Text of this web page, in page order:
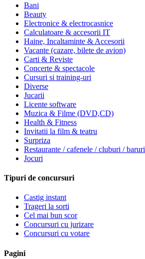
Bani
Beauty
Electronice & electrocasnice
Calculatoare & accesorii IT
Haine, Incaltaminte & Accesorii
Vacante (cazare, bilete de avion)
Carti & Reviste
Concerte & spectacole
Cursuri si training-uri
Diverse
Jucarii
Licente software
Muzica & Filme (DVD,CD)
Health & Fitness
Invitatii la film & teatru
Surpriza
Restaurante / cafenele / cluburi / baruri
Jocuri
Tipuri de concursuri
Castig instant
Trageri la sorti
Cel mai bun scor
Concursuri cu jurizare
Concursuri cu votare
Pagini